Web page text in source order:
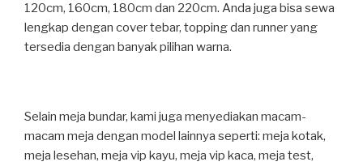
120cm, 160cm, 180cm dan 220cm. Anda juga bisa sewa
lengkap dengan cover tebar, topping dan runner yang
tersedia dengan banyak pilihan warna.
Selain meja bundar, kami juga menyediakan macam-
macam meja dengan model lainnya seperti: meja kotak,
meja lesehan, meja vip kayu, meja vip kaca, meja test,